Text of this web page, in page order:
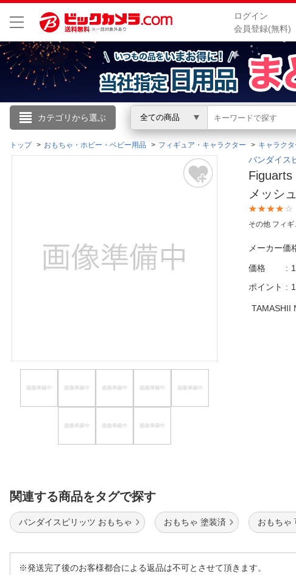
ログイン
会員登録(無料)
カテゴリから選ぶ 全ての商品
こんにちは
ログイン
閲覧履歴
トップ おもちゃ・ホビー・ベビー用品 フィギュア・キャラクター キャラク
バンダイス
メッシ
その他 フィギ
メーカー価
価格
ポイント
TAMASHII
関連する商品をタグで探す
バンダイスピリッツ おもちゃ おもちゃ 塗装済 おもちゃ
※発送完了後のお客様都合による返品は不可とさせて頂きます。